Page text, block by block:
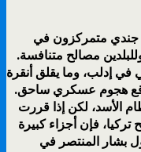
في إدلب هناك تركيا التي لديها الآن 1300 جندي متمركزون في
مصالح متنافسة.
في إدلب، وما يقلق أنقرة
وقع هجوم عسكري ساحق.
الأسد، لكن إذا قررت
فإن أجزاء كبيرة
بشار المنتصر في